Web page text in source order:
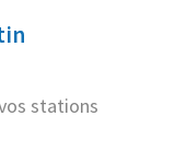
stations